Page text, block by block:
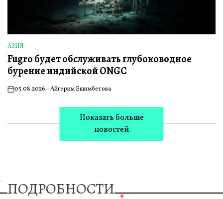
ОПУБЛИКОВАНО
В
АЗИЯ
Fugro будет обслуживать глубоководное
бурение индийской ONGC
on05.08.2026 Айгерим Ешимбетова
Показать больше
новостей
ПОДРОБНОСТИ